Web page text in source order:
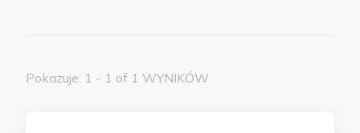
Pokazuje: 1 - 1 of 1 WYNIKÓW